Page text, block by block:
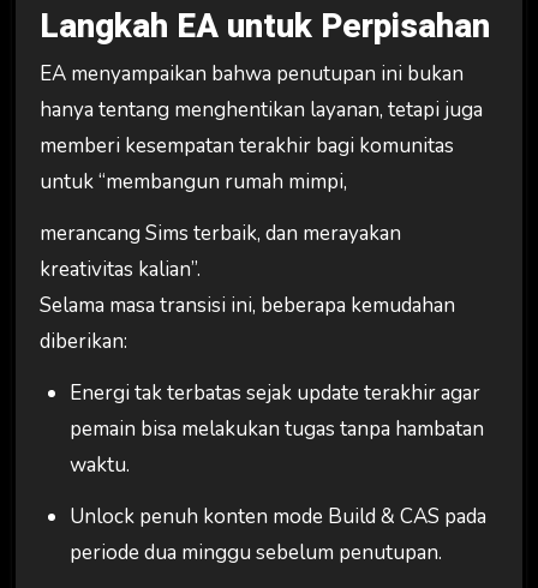
Langkah EA untuk Perpisahan
EA menyampaikan bahwa penutupan ini bukan
hanya tentang menghentikan layanan, tetapi juga
memberi kesempatan terakhir bagi komunitas
untuk “membangun rumah mimpi,
merancang Sims terbaik, dan merayakan
kreativitas kalian”.
Selama masa transisi ini, beberapa kemudahan
diberikan:
Energi tak terbatas sejak update terakhir agar
pemain bisa melakukan tugas tanpa hambatan
waktu.
Unlock penuh konten mode Build & CAS pada
periode dua minggu sebelum penutupan.